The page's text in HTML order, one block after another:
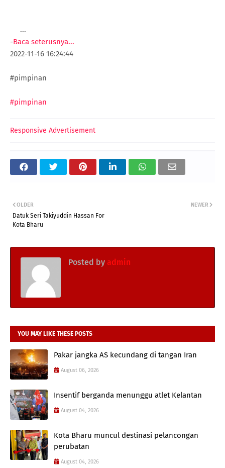
...
-Baca seterusnya...
2022-11-16 16:24:44
#pimpinan
#pimpinan
Responsive Advertisement
NEWER
OLDER
Datuk Seri Takiyuddin Hassan For
Kota Bharu
Posted by admin
YOU MAY LIKE THESE POSTS
Pakar jangka AS kecundang di tangan Iran
August 06, 2026
Insentif berganda menunggu atlet Kelantan
August 04, 2026
Kota Bharu muncul destinasi pelancongan
perubatan
August 04, 2026